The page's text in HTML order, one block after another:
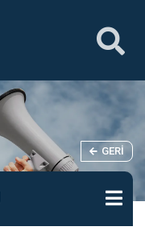
GERI